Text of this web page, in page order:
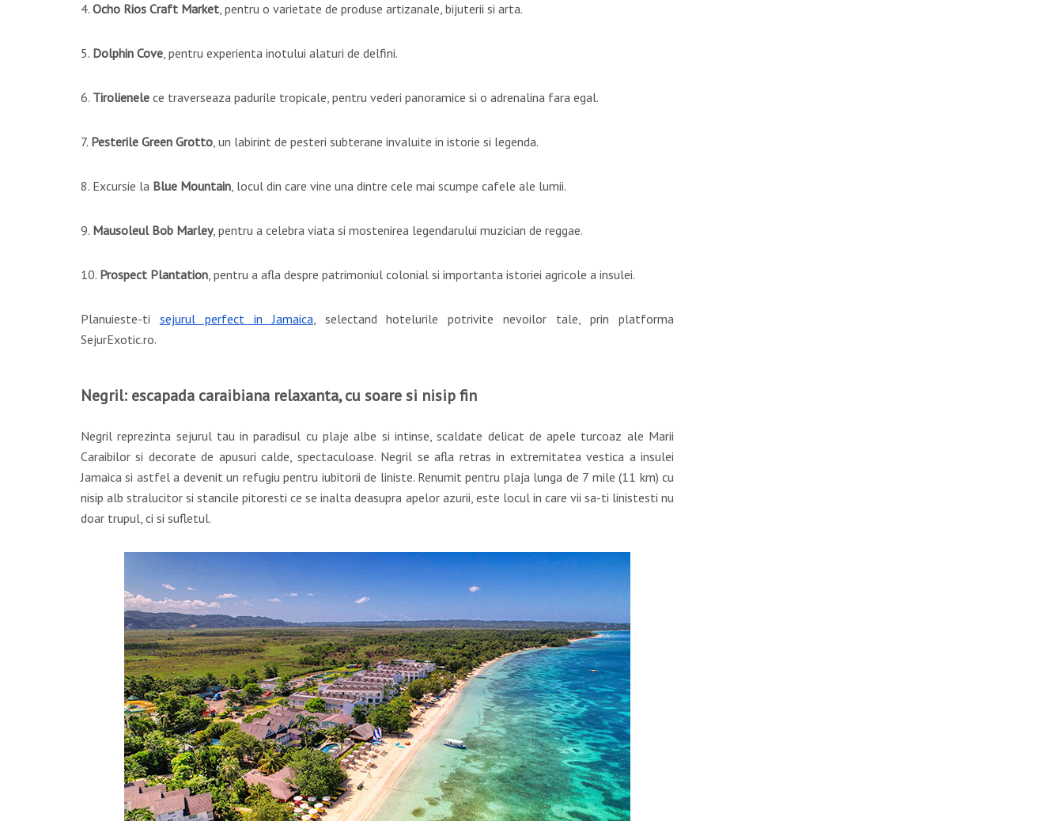
4. Ocho Rios Craft Market, pentru o varietate de produse artizanale, bijuterii si arta.
5. Dolphin Cove, pentru experienta inotului alaturi de delfini.
6. Tirolienele ce traverseaza padurile tropicale, pentru vederi panoramice si o adrenalina fara egal.
7. Pesterile Green Grotto, un labirint de pesteri subterane invaluite in istorie si legenda.
8. Excursie la Blue Mountain, locul din care vine una dintre cele mai scumpe cafele ale lumii.
9. Mausoleul Bob Marley, pentru a celebra viata si mostenirea legendarului muzician de reggae.
10. Prospect Plantation, pentru a afla despre patrimoniul colonial si importanta istoriei agricole a insulei.
Planuieste-ti sejurul perfect in Jamaica, selectand hotelurile potrivite nevoilor tale, prin platforma
SejurExotic.ro.
Negril: escapada caraibiana relaxanta, cu soare si nisip fin
Negril reprezinta sejurul tau in paradisul cu plaje albe si intinse, scaldate delicat de apele turcoaz ale Marii
Caraibilor si decorate de apusuri calde, spectaculoase. Negril se afla retras in extremitatea vestica a insulei
Jamaica si astfel a devenit un refugiu pentru iubitorii de liniste. Renumit pentru plaja lunga de 7 mile (11 km) cu
nisip alb stralucitor si stancile pitoresti ce se inalta deasupra apelor azurii, este locul in care vii sa-ti linistesti nu
doar trupul, ci si sufletul.